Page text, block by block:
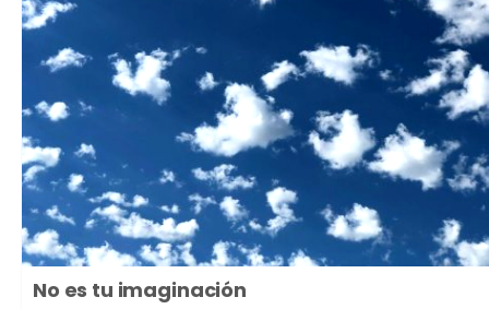
No es tu imaginación